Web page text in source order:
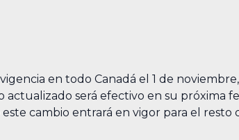
en todo Canadá el 1 de
actualizado será efectivo en su próxima
cambio entrará en vigor para el